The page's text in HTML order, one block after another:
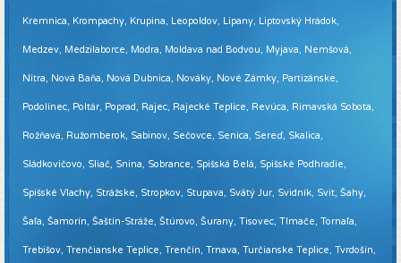
Kremnica, Krompachy, Krupina, Leopoldov, Lipany, Liptovský Hrádok,
Medzev, Medzilaborce, Modra, Moldava nad Bodvou, Myjava, Nemšová,
Nitra, Nová Baňa, Nová Dubnica, Nováky, Nové Zámky, Partizánske,
Podolínec, Poltár, Poprad, Rajec, Rajecké Teplice, Revúca, Rimavská Sobota,
Rožňava, Ružomberok, Sabinov, Sečovce, Senica, Sereď, Skalica,
Sládkovičovo, Sliač, Snina, Sobrance, Spišská Belá, Spišské Podhradie,
Spišské Vlachy, Strážske, Stropkov, Stupava, Svätý Jur, Svidník, Svit, Šahy,
Šaľa, Šamorín, Šaštín-Stráže, Štúrovo, Šurany, Tisovec, Tlmače, Tornaľa,
Trebišov, Trenčianske Teplice, Trenčín, Trnava, Turčianske Teplice, Tvrdošín,